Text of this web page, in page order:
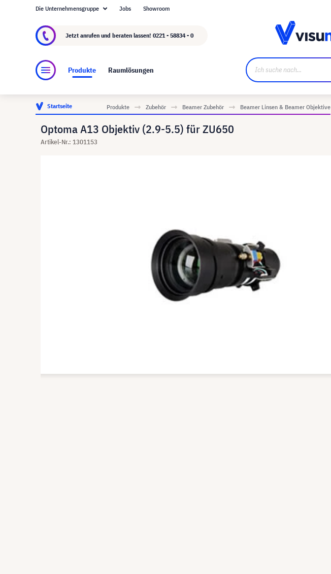
Über visunext.de
Die Unternehmensgruppe Jobs Showroom
Jetzt anrufen und beraten lassen! 0221 - 58834 - 0
Produkte Raumlösungen
Startseite Produkte Zubehör Beamer Zubehör Beamer Linsen & Beamer Objektive
Optoma A13 Objektiv (2.9-5.5) für ZU650
Artikel-Nr.: 1301153